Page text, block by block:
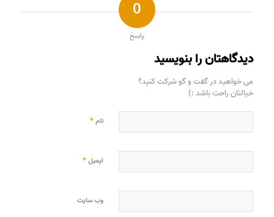
0
پاسخ
دیدگاهتان را بنویسید
می خواهید در گفت و گو شرکت کنید؟
خیالتان راحت باشد :)
نام*
ایمیل*
وب‌ سایت